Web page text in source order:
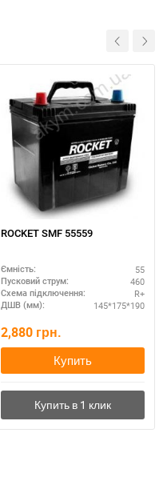
ROCKET SMF 55559
Ємність: 55
Пусковий струм: 460
Схема підключення: R+
ДШВ (мм): 145*175*190
2,880 грн.
Купить